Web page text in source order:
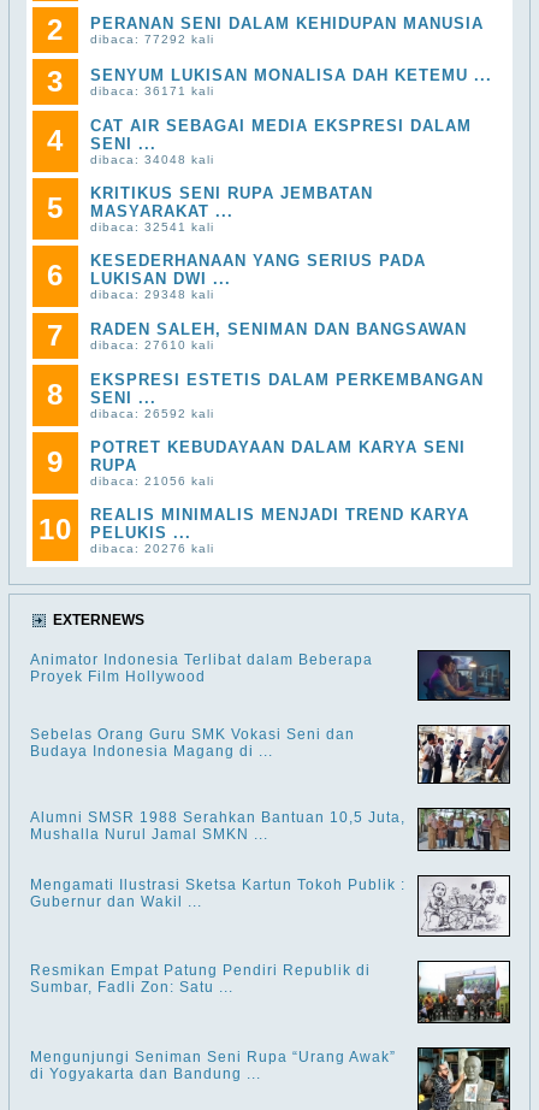
2 PERANAN SENI DALAM KEHIDUPAN MANUSIA
dibaca: 77292 kali
3 SENYUM LUKISAN MONALISA DAH KETEMU ...
dibaca: 36171 kali
4
CAT AIR SEBAGAI MEDIA EKSPRESI DALAM
SENI ...
dibaca: 34048 kali
5
KRITIKUS SENI RUPA JEMBATAN
MASYARAKAT ...
dibaca: 32541 kali
6
KESEDERHANAAN YANG SERIUS PADA
LUKISAN DWI ...
dibaca: 29348 kali
7 RADEN SALEH, SENIMAN DAN BANGSAWAN
dibaca: 27610 kali
8
EKSPRESI ESTETIS DALAM PERKEMBANGAN
SENI ...
dibaca: 26592 kali
9
POTRET KEBUDAYAAN DALAM KARYA SENI
RUPA
dibaca: 21056 kali
10
REALIS MINIMALIS MENJADI TREND KARYA
PELUKIS ...
dibaca: 20276 kali
EXTERNEWS
Animator Indonesia Terlibat dalam Beberapa
Proyek Film Hollywood
Sebelas Orang Guru SMK Vokasi Seni dan
Budaya Indonesia Magang di ...
Alumni SMSR 1988 Serahkan Bantuan 10,5 Juta,
Mushalla Nurul Jamal SMKN ...
Mengamati Ilustrasi Sketsa Kartun Tokoh Publik :
Gubernur dan Wakil ...
Resmikan Empat Patung Pendiri Republik di
Sumbar, Fadli Zon: Satu ...
Mengunjungi Seniman Seni Rupa “Urang Awak”
di Yogyakarta dan Bandung ...